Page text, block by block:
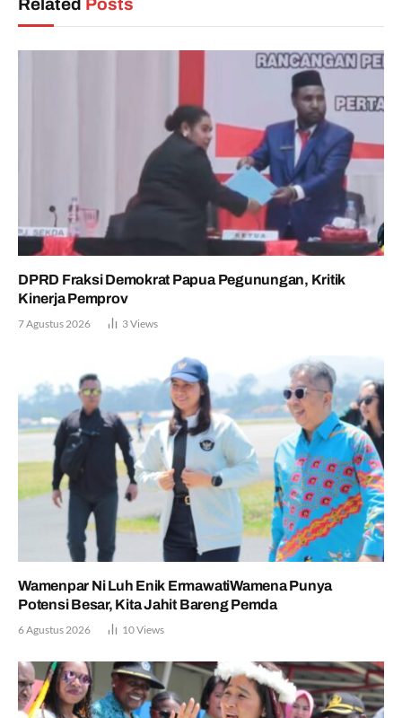
Related Posts
DPRD Fraksi Demokrat Papua Pegunungan, Kritik
Kinerja Pemprov
7 Agustus 2026 3Views
Wamenpar Ni Luh Enik ErmawatiWamena Punya
Potensi Besar, Kita Jahit Bareng Pemda
6 Agustus 2026 10Views